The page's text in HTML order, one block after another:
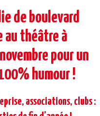
de boulevard
théâtre à
pour un
humour !
associations, clubs :